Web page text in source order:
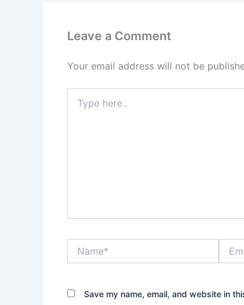
Leave a Comment
Your email address will not be
here..
Save my name, email, and website in